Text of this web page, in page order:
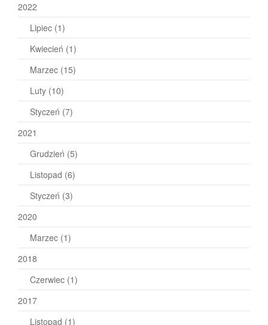
2022
Lipiec (1)
Kwiecień (1)
Marzec (15)
Luty (10)
Styczeń (7)
2021
Grudzień (5)
Listopad (6)
Styczeń (3)
2020
Marzec (1)
2018
Czerwiec (1)
2017
Listopad (1)